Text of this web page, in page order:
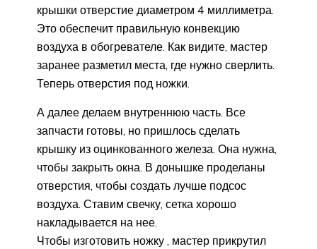
крышки отверстие диаметром 4 миллиметра.
Это обеспечит правильную конвекцию
воздуха в обогревателе. Как видите, мастер
заранее разметил места, где нужно сверлить.
Теперь отверстия под ножки.
А далее делаем внутреннюю часть. Все
запчасти готовы, но пришлось сделать
крышку из оцинкованного железа. Она нужна,
чтобы закрыть окна. В донышке проделаны
отверстия, чтобы создать лучше подсос
воздуха. Ставим свечку, сетка хорошо
накладывается на нее.
Чтобы изготовить ножку , мастер прикрутил